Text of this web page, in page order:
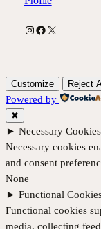
Instagram
Facebook
X
Customize Reject
Powered by
✖
► Necessary Cookies
Necessary cookies
and consent
None
► Functional
Functional cookies
media, collecting